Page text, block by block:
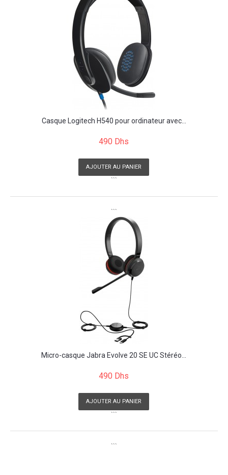
Casque Logitech H540 pour ordinateur avec...
490 Dhs
AJOUTER AU PANIER
```
```
Micro-casque Jabra Evolve 20 SE UC Stéréo...
490 Dhs
AJOUTER AU PANIER
```
```